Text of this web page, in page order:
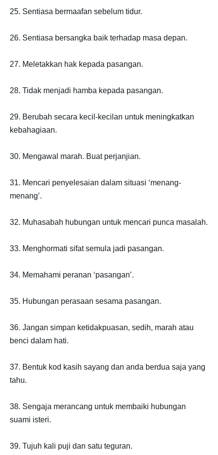
25. Sentiasa bermaafan sebelum tidur.
26. Sentiasa bersangka baik terhadap masa depan.
27. Meletakkan hak kepada pasangan.
28. Tidak menjadi hamba kepada pasangan.
29. Berubah secara kecil-kecilan untuk meningkatkan
kebahagiaan.
30. Mengawal marah. Buat perjanjian.
31. Mencari penyelesaian dalam situasi ‘menang-
menang’.
32. Muhasabah hubungan untuk mencari punca masalah.
33. Menghormati sifat semula jadi pasangan.
34. Memahami peranan ‘pasangan’.
35. Hubungan perasaan sesama pasangan.
36. Jangan simpan ketidakpuasan, sedih, marah atau
benci dalam hati.
37. Bentuk kod kasih sayang dan anda berdua saja yang
tahu.
38. Sengaja merancang untuk membaiki hubungan
suami isteri.
39. Tujuh kali puji dan satu teguran.